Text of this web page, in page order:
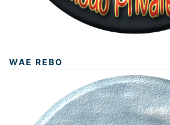
WAE REBO